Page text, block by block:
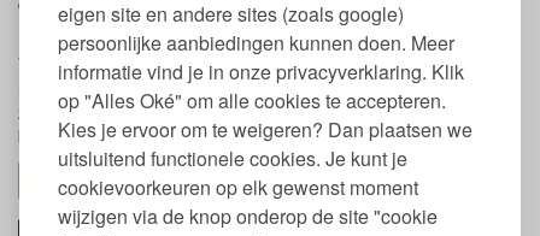
eigen site en andere sites (zoals google)
persoonlijke aanbiedingen kunnen doen. Meer
informatie vind je in onze privacyverklaring. Klik
op "Alles Oké" om alle cookies te accepteren.
Kies je ervoor om te weigeren? Dan plaatsen we
uitsluitend functionele cookies. Je kunt je
cookievoorkeuren op elk gewenst moment
wijzigen via de knop onderop de site "cookie
make-up helemaal verwijderd is.
Voor een zachte en milde reiniging: Doe een beetje make-up
remover op een nat wattenschijfje, leg hem op de oogleden, druk
zachtjes en verwijder na de 3 sec. de oogmake-up in een
beweging.
toon alles
Ingrediënten Lavera eye make-up